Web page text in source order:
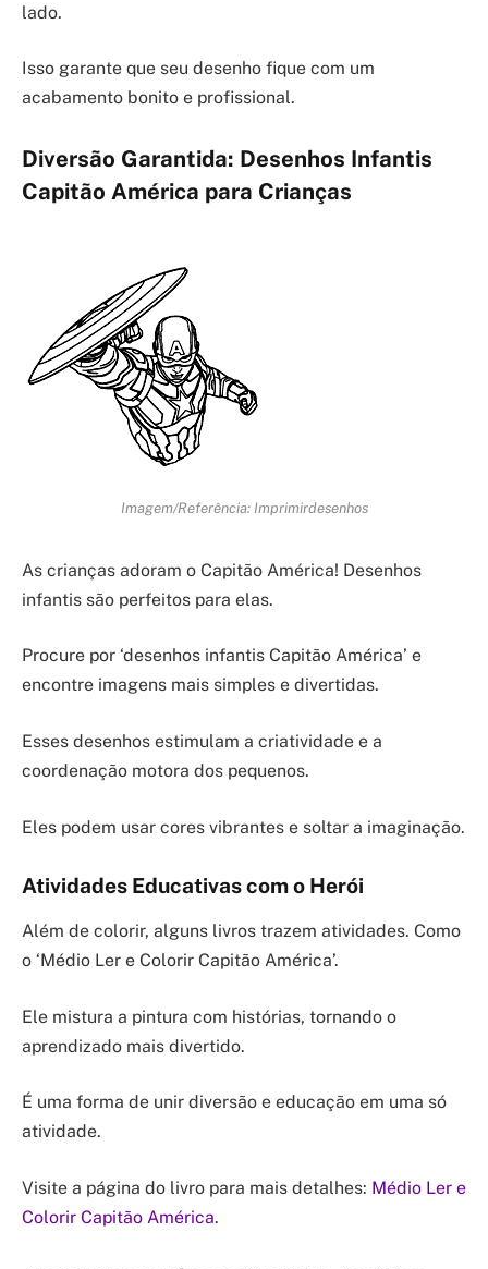
lado.
Isso garante que seu desenho fique com um
acabamento bonito e profissional.
Diversão Garantida: Desenhos Infantis
Capitão América para Crianças
Imagem/Referência: Imprimirdesenhos
As crianças adoram o Capitão América! Desenhos
infantis são perfeitos para elas.
Procure por ‘desenhos infantis Capitão América’ e
encontre imagens mais simples e divertidas.
Esses desenhos estimulam a criatividade e a
coordenação motora dos pequenos.
Eles podem usar cores vibrantes e soltar a imaginação.
Atividades Educativas com o Herói
Além de colorir, alguns livros trazem atividades. Como
o ‘Médio Ler e Colorir Capitão América’.
Ele mistura a pintura com histórias, tornando o
aprendizado mais divertido.
É uma forma de unir diversão e educação em uma só
atividade.
Visite a página do livro para mais detalhes: Médio Ler e
Colorir Capitão América.